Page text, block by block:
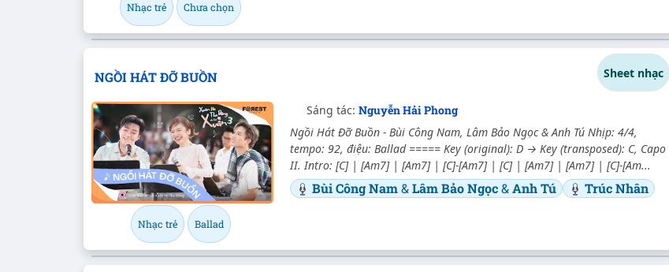
Nhạc trẻ Chưa chọn
NGỒI HÁT ĐỠ BUỒN Sheet nhạc
Nhạc trẻ Ballad
Sáng tác: Nguyễn Hải Phong
Ngồi Hát Đỡ Buồn - Bùi Công Nam, Lâm Bảo Ngọc & Anh Tú Nhịp: 4/4,
tempo: 92, điệu: Ballad ===== Key (original): D → Key (transposed): C, Capo
II. Intro: [C] | [Am7] | [Am7] | [C]-[Am7] | [C] | [Am7] | [Am7] | [C]-[Am...
Bùi Công Nam&Lâm Bảo Ngọc&Anh Tú Trúc Nhân